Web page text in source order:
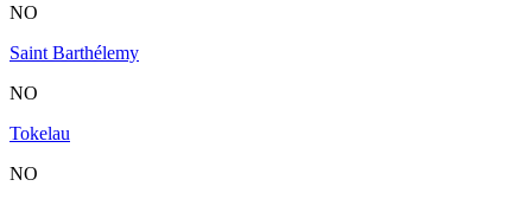
NO
Saint Barthélemy
NO
Tokelau
NO